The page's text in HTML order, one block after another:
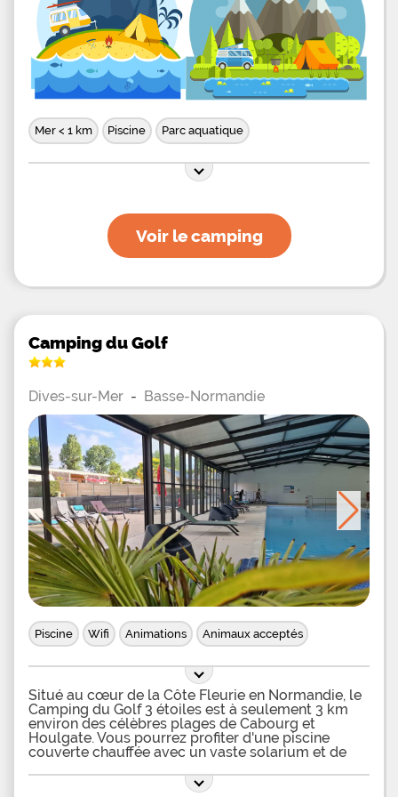
Mer < 1 km Piscine Parc aquatique
Voir le camping
Camping du Golf
Dives-sur-Mer - Basse-Normandie
Piscine Wifi Animations Animaux acceptés
Situé au cœur de la Côte Fleurie en Normandie, le
Camping du Golf 3 étoiles est à seulement 3 km
environ des célèbres plages de Cabourg et
Houlgate. Vous pourrez profiter d'une piscine
couverte chauffée avec un vaste solarium et de
ping-pong, boulodrome...). Les tentes, caravanes,